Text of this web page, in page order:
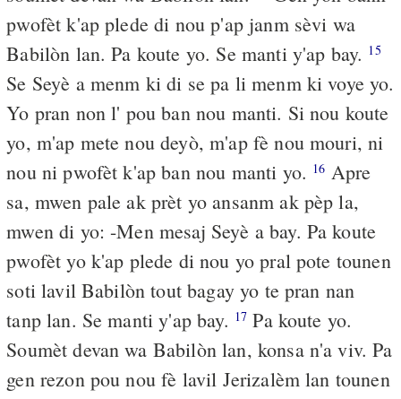
pwofèt k'ap plede di nou p'ap janm sèvi wa
Babilòn lan. Pa koute yo. Se manti y'ap bay. 15
Se Seyè a menm ki di se pa li menm ki voye yo.
Yo pran non l' pou ban nou manti. Si nou koute
yo, m'ap mete nou deyò, m'ap fè nou mouri, ni
nou ni pwofèt k'ap ban nou manti yo. 16 Apre
sa, mwen pale ak prèt yo ansanm ak pèp la,
mwen di yo: -Men mesaj Seyè a bay. Pa koute
pwofèt yo k'ap plede di nou yo pral pote tounen
soti lavil Babilòn tout bagay yo te pran nan
tanp lan. Se manti y'ap bay. 17 Pa koute yo.
Soumèt devan wa Babilòn lan, konsa n'a viv. Pa
gen rezon pou nou fè lavil Jerizalèm lan tounen